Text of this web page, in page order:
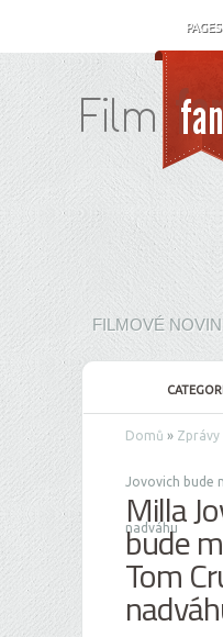
FILMOVÉ
Domů »
Jovovich bude
nadváhu
Milla
bude
Tom